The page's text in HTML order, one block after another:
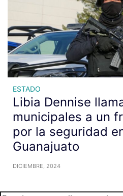
ESTADO
Libia Dennise
municipales a un
por la seguridad
Guanajuato
DICIEMBRE, 2024